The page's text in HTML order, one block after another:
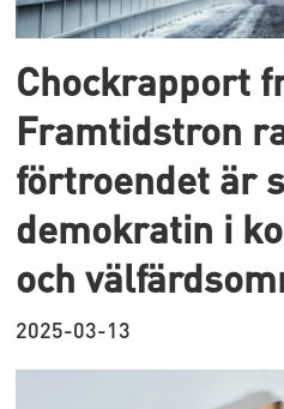
Chockrapport
Framtidstron
förtroendet är
demokratin i
och
2025-03-13